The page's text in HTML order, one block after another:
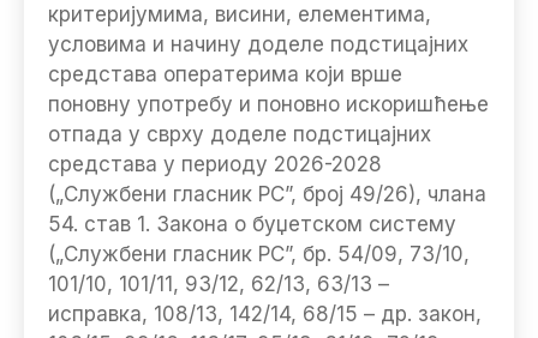
критеријумима, висини, елементима,
условима и начину доделе подстицајних
средстава оператерима који врше
поновну употребу и поновно искоришћење
отпада у сврху доделе подстицајних
средстава у периоду 2026-2028
(„Службени гласник РС”, број 49/26), члана
54. став 1. Закона о буџетском систему
(„Службени гласник РС”, бр. 54/09, 73/10,
101/10, 101/11, 93/12, 62/13, 63/13 –
исправка, 108/13, 142/14, 68/15 – др. закон,